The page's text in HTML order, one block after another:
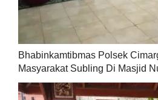
Bhabinkamtibmas Polsek
Masyarakat Subling Di Masjid